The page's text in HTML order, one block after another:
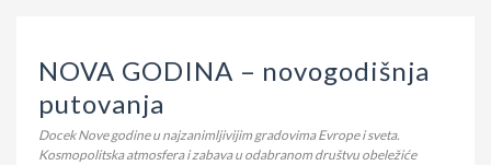
NOVA GODINA – novogodišnja
putovanja
Docek Nove godine u najzanimljivijim gradovima Evrope i sveta.
Kosmopolitska atmosfera i zabava u odabranom društvu obeležiće